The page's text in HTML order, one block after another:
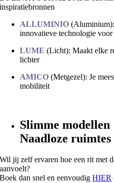
inspiratiebronnen
ALLUMINIO
innovatieve technologie
LUME(Licht): Maakt elke
lichter
AMICO (Metgezel): Je
mobiliteit
Slimme modellen
Naadloze ruimtes
Wil jij zelf ervaren hoe een rit
aanvoelt?
Boek dan snel en eenvoudigHIER